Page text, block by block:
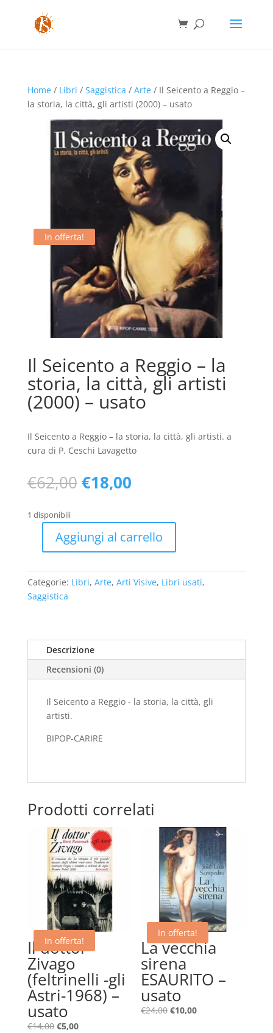
Home/ Libri / Saggistica / Arte/ Il Seicento a Reggio –
la storia, la città, gli artisti (2000) – usato
In offerta!
Il Seicento a Reggio – la
storia, la città, gli artisti
(2000) – usato
Il Seicento a Reggio – la storia, la città, gli artisti. a
cura di P. Ceschi Lavagetto
€62,00 Il
prezzo
era:
€62,00.
€18,00Il
è:
€18,00.
1 disponibili
a
Reggio
-
la
(2000)
quantità
Aggiungi al carrello
Categorie: Libri, Arte, Arti Visive, Libri usati,
Saggistica
Descrizione
Recensioni (0)
Il Seicento a Reggio - la storia, la città, gli
artisti.
BIPOP-CARIRE
Prodotti correlati
In offerta!
Il dottor
Zivago
(feltrinelli -gli
Astri-1968) –
usato
€14,00 Il
€5,00Il
In offerta!
La vecchia
sirena
ESAURITO –
usato
€24,00 Il
€10,00Il